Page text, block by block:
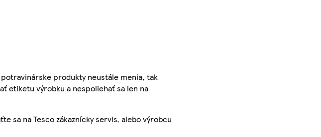
produkty neustále menia, tak
etiketu výrobku a nespoliehať sa len na
sa na Tesco zákaznícky servis, alebo výrobcu